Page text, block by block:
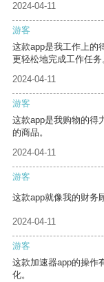
2024-04-11
游客
这款app是我工作上的
更轻松地完成工作任务
2024-04-11
游客
这款app是我购物的得
的商品。
2024-04-11
游客
这款app就像我的财务
2024-04-11
游客
这款加速器app的操作
化。